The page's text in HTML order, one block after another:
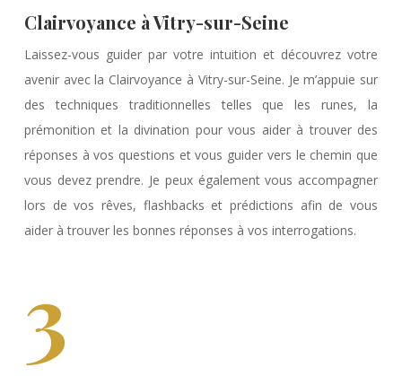
Clairvoyance à Vitry-sur-Seine
Laissez-vous guider par votre intuition et découvrez votre
avenir avec la Clairvoyance à Vitry-sur-Seine. Je m’appuie sur
des techniques traditionnelles telles que les runes, la
prémonition et la divination pour vous aider à trouver des
réponses à vos questions et vous guider vers le chemin que
vous devez prendre. Je peux également vous accompagner
lors de vos rêves, flashbacks et prédictions afin de vous
aider à trouver les bonnes réponses à vos interrogations.
3